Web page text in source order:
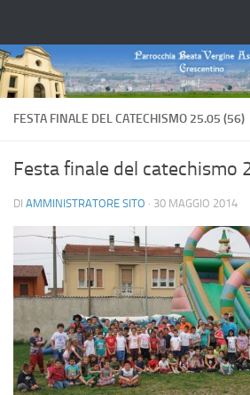
FESTA FINALE DEL CATECHISMO 25.05 (56)
Festa finale del catechismo
DI AMMINISTRATORE SITO · 30 MAGGIO 2014